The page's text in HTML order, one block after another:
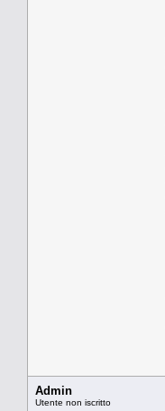
Admin
Utente non iscritto